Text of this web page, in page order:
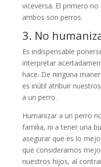
viceversa. El primero
ambos son perros.
3. No
Es indispensable
interpretar
hace. De ninguna
es inútil atribuir
a un perro.
Humanizar a un perro
familia, ni a tener una
asegurar que es lo
que consideramos
nuestros hijos, al